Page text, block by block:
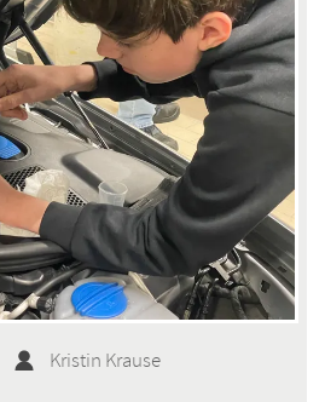
Kristin Krause